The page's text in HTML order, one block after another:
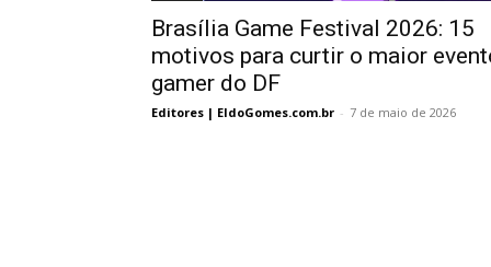
Brasília Game Festival 2026: 15
motivos para curtir o maior
gamer do DF
Editores | EldoGomes.com.br - 7 de maio de 2026